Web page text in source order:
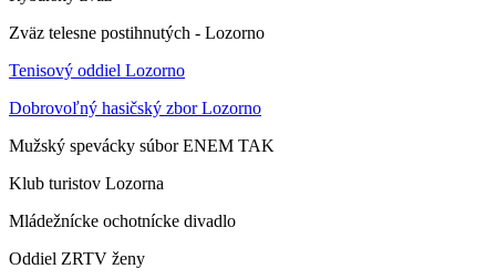
Zväz telesne postihnutých - Lozorno
Tenisový oddiel Lozorno
Dobrovoľný hasičský zbor Lozorno
Mužský spevácky súbor ENEM TAK
Klub turistov Lozorna
Mládežnícke ochotnícke divadlo
Oddiel ZRTV ženy